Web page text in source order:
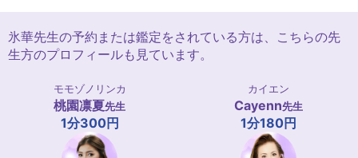
氷華先生の予約または鑑定をされている方は、こちらの先
生方のプロフィールも見ています。
モモゾノリンカ
桃園凛夏先生
1分300円
カイエン
Cayenn先生
1分180円